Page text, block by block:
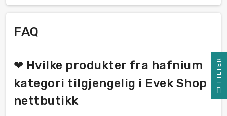
FAQ
❤ Hvilke produkter fra hafnium
kategori tilgjengelig i Evek Shop
nettbutikk
R